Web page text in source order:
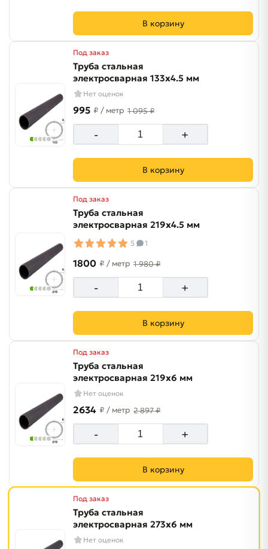
В корзину
Под заказ
Труба стальная
электросварная 133х4.5 мм
Нет оценок
995 ₽ / метр 1 095 ₽
- +
В корзину
Под заказ
Труба стальная
электросварная 219х4.5 мм
5 1
1800 ₽ / метр 1 980 ₽
- +
В корзину
Под заказ
Труба стальная
электросварная 219х6 мм
Нет оценок
2634 ₽ / метр 2 897 ₽
- +
В корзину
Под заказ
Труба стальная
электросварная 273х6 мм
Нет оценок